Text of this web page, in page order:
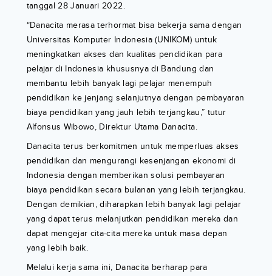
tanggal 28 Januari 2022.
“Danacita merasa terhormat bisa bekerja sama dengan
Universitas Komputer Indonesia (UNIKOM) untuk
meningkatkan akses dan kualitas pendidikan para
pelajar di Indonesia khususnya di Bandung dan
membantu lebih banyak lagi pelajar menempuh
pendidikan ke jenjang selanjutnya dengan pembayaran
biaya pendidikan yang jauh lebih terjangkau,” tutur
Alfonsus Wibowo, Direktur Utama Danacita.
Danacita terus berkomitmen untuk memperluas akses
pendidikan dan mengurangi kesenjangan ekonomi di
Indonesia dengan memberikan solusi pembayaran
biaya pendidikan secara bulanan yang lebih terjangkau.
Dengan demikian, diharapkan lebih banyak lagi pelajar
yang dapat terus melanjutkan pendidikan mereka dan
dapat mengejar cita-cita mereka untuk masa depan
yang lebih baik.
Melalui kerja sama ini, Danacita berharap para